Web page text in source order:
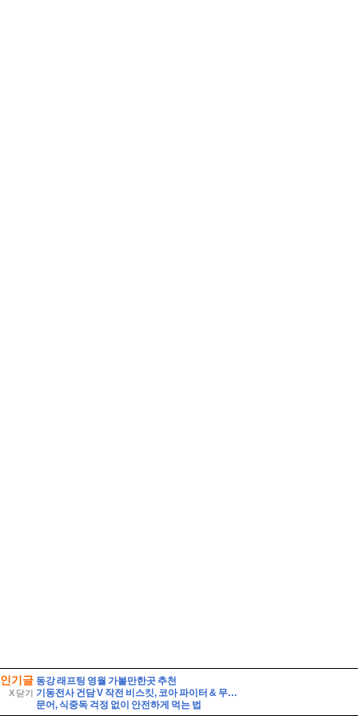
인기글
X 닫기
동강 래프팅 영월 가볼만한곳 추천
기동전사 건담 V 작전 비스킷, 코아 파이터 & 무장 세트
문어, 식중독 걱정 없이 안전하게 먹는 법